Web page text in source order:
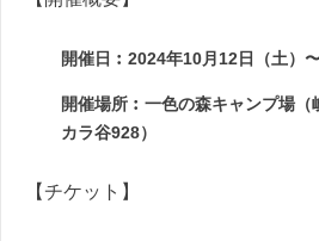
開催日︰2024年10月12日（土）
開催場所︰一色の森キャンプ場
カラ谷928）
【チケット】